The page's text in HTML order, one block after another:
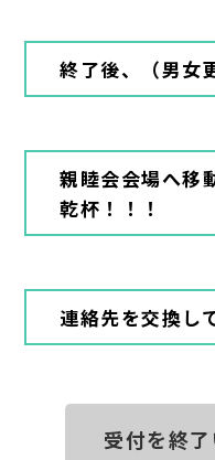
終了後、（男女
親睦会会場へ移
乾杯！！！
連絡先を交換し
受付を終